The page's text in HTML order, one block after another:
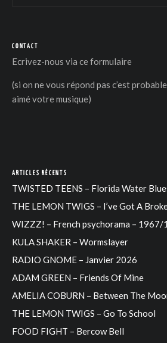
CONTACT
Ecrivez-nous via ce formulaire
(si on ne vous répond pas c’est
aimé votre musique)
ARTICLES RÉCENTS
TWISTED TEENS – Florida Water
THE LEMON TWIGS – I’ve Got A
WIZZZ! – French psychorama – 1967/
KULA SHAKER – Wormslayer
RADIO GNOME – Janvier 2026
ADAM GREEN – Friends Of Mine
AMELIA COBURN – Between The
THE LEMON TWIGS – Go To School
FOOD FIGHT – Bercow Bell